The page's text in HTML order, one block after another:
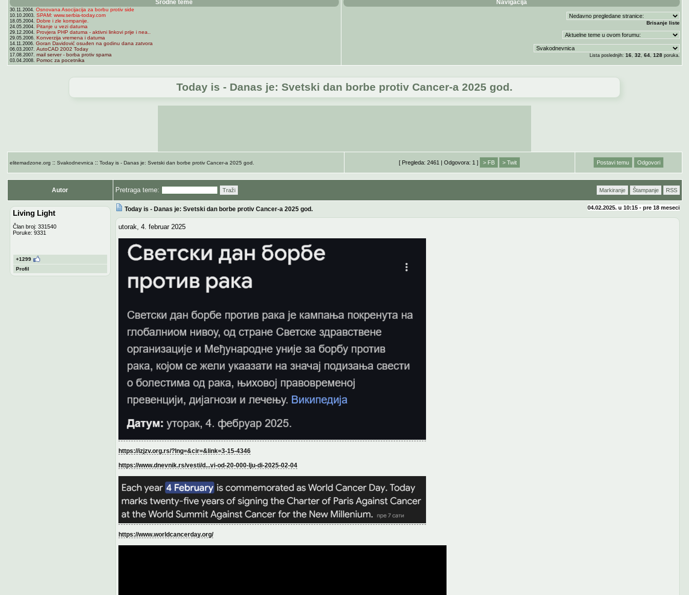
Srodne teme
30.11.2004. Osnovana Asocijacija za borbu protiv side
10.10.2003. SPAM: www.serbia-today.com
18.05.2004. Dobre i zle kompanije.
24.05.2004. Pitanje u vezi datuma
29.12.2004. Provjera PHP datuma - aktivni linkovi prije i nea..
29.05.2006. Konverzija vremena i datuma
14.11.2006. Goran Davidović osuđen na godinu dana zatvora
06.03.2007. AutoCAD 2002 Today
17.08.2007. mail server - borba protiv spama
03.04.2008. Pomoc za pocetnika
Navigacija
Brisanje liste
Lista poslednjih: 16, 32 64, 128poruka.
Today is - Danas je: Svetski dan borbe protiv Cancer-a 2025 god.
elitemadzone.org :: Svakodnevnica :: Today is - Danas je: Svetski dan borbe protiv Cancer-a 2025 god. [ Pregleda: 2461 | Odgovora: 1 ] > FB > Twit Postavi temu Odgovori
Autor Pretraga teme: Traži Markiranje Štampanje RSS
Living Light
Član broj: 331540
Poruke: 9331
+1299
Profil
Today is - Danas je: Svetski dan borbe protiv Cancer-a 2025 god. 04.02.2025. u 10:15 - pre 18 meseci
utorak, 4. februar 2025
https://izjzv.org.rs/?lng=&cir=&link=3-15-4346
https://www.dnevnik.rs/vesti/d...vi-od-20-000-lju-di-2025-02-04
https://www.worldcancerday.org/